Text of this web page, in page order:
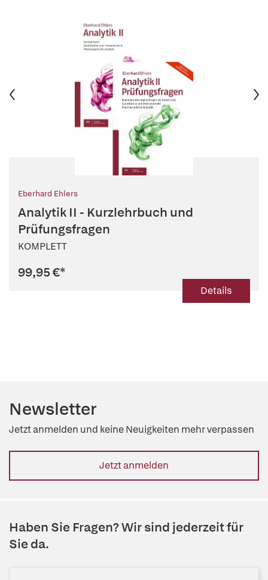
Eberhard Ehlers
Analytik II - Kurzlehrbuch und
Prüfungsfragen
KOMPLETT
99,95 €*
Details
Newsletter
Jetzt anmelden und keine Neuigkeiten mehr verpassen
Jetzt anmelden
Haben Sie Fragen? Wir sind jederzeit für
Sie da.